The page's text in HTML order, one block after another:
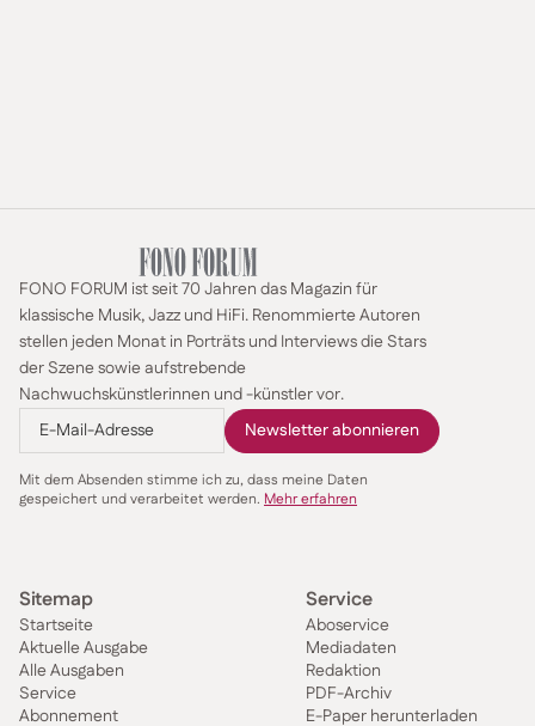
FONO FORUM ist seit 70 Jahren das Magazin für
klassische Musik, Jazz und HiFi. Renommierte Autoren
stellen jeden Monat in Porträts und Interviews die Stars
der Szene sowie aufstrebende
Nachwuchskünstlerinnen und -künstler vor.
Mit dem Absenden stimme ich zu, dass meine Daten
gespeichert und verarbeitet werden. Mehr erfahren
Sitemap
Startseite
Aktuelle Ausgabe
Alle Ausgaben
Service
Abonnement
Service
Aboservice
Mediadaten
Redaktion
PDF-Archiv
E-Paper herunterladen